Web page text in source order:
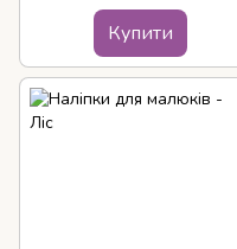
Купити